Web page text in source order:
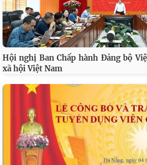
Hội nghị Ban Chấp hành Đảng bộ
xã hội Việt Nam